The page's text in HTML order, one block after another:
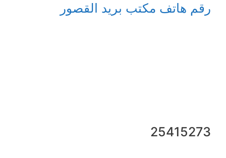
رقم هاتف مكتب بريد القصور
25415273